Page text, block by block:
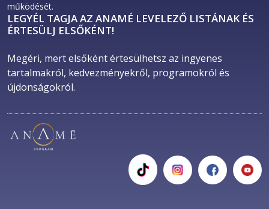
működését.
LEGYÉL TAGJA AZ ANAMÉ LEVELEZŐ LISTÁNAK ÉS
ÉRTESÜLJ ELSŐKÉNT!
Megéri, mert elsőként értesülhetsz az ingyenes
tartalmakról, kedvezményekről, programokról és
újdonságokról.